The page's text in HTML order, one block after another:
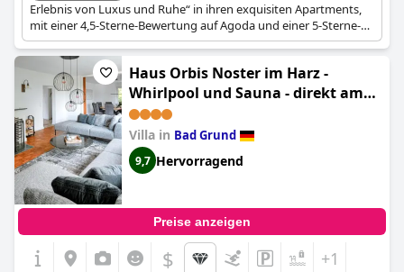
Erlebnis von Luxus und Ruhe“ in ihren exquisiten Apartments,
mit einer 4,5-Sterne-Bewertung auf Agoda und einer 5-Sterne-
DTV-Zertifizierung. Sie umfasst private Spa-Einrichtungen wie
eine Sauna und ein türkisches Dampfbad, eingebettet in einen
4000m² großen Park.Haus Orbis Noster im Harz -
Whirlpool und Sauna - direkt am
Wald
Villa in Bad Grund
9,7 Hervorragend
Preise anzeigen
$ +1